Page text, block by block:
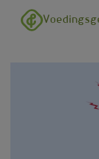
Overslaan en